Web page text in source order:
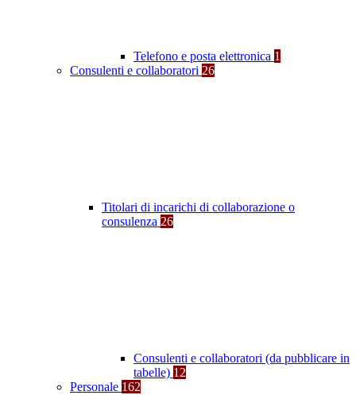
Telefono e posta elettronica 1
Consulenti e collaboratori 26
Titolari di incarichi di collaborazione o
consulenza 26
Consulenti e collaboratori (da pubblicare in
tabelle) 12
Personale 162